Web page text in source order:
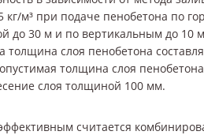
кг/м³ при подаче пенобетона по
до 30 м и по вертикальным до 10
толщина слоя пенобетона
толщина слоя
слоя толщиной 100 мм.
считается